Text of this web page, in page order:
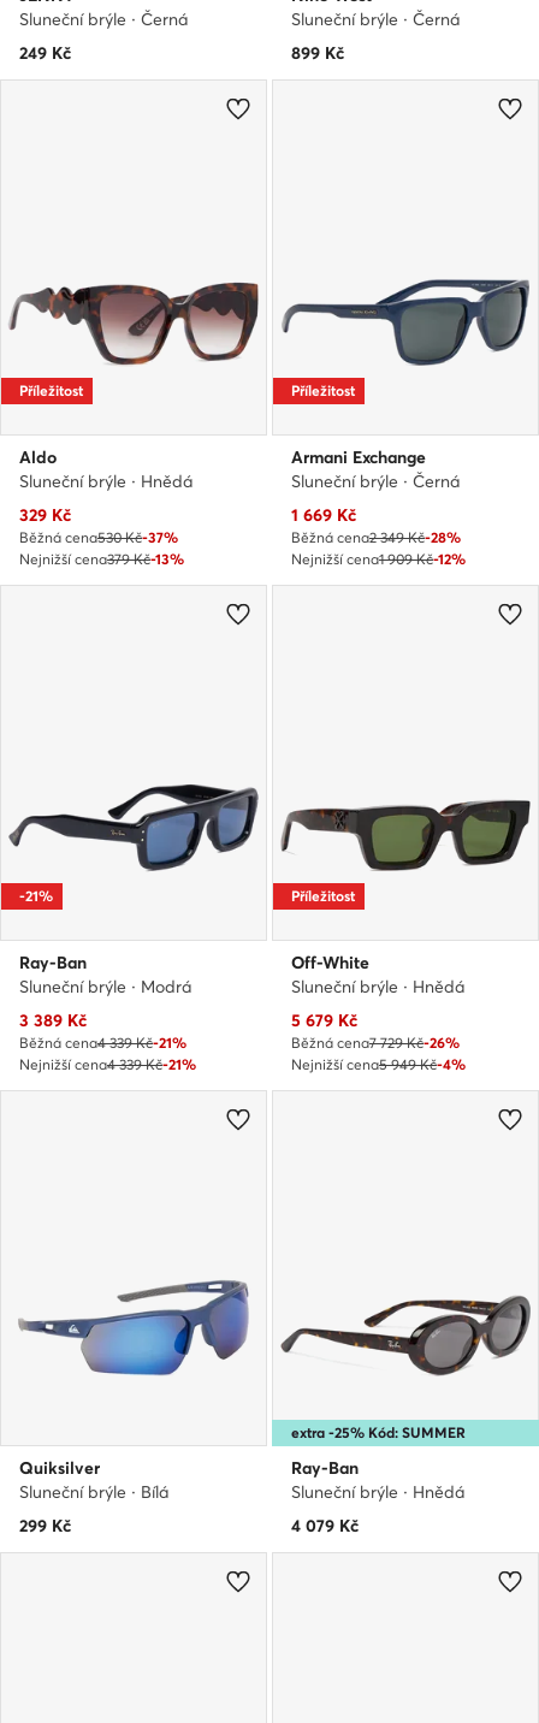
Sluneční brýle · Černá
249 Kč
Sluneční brýle · Černá
899 Kč
Příležitost
Aldo
Sluneční brýle · Hnědá
Aktuální cena
329 Kč
Běžná cena530 Kč-37%
Nejnižší cena379 Kč-13%
Příležitost
Armani Exchange
Sluneční brýle · Černá
Aktuální cena
1 669 Kč
Běžná cena2 349 Kč-28%
Nejnižší cena1 909 Kč-12%
-21%
Ray-Ban
Sluneční brýle · Modrá
Aktuální cena
3 389 Kč
Běžná cena4 339 Kč-21%
Nejnižší cena4 339 Kč-21%
Příležitost
Off-White
Sluneční brýle · Hnědá
Aktuální cena
5 679 Kč
Běžná cena7 729 Kč-26%
Nejnižší cena5 949 Kč-4%
Quiksilver
Sluneční brýle · Bílá
299 Kč
extra -25% Kód: SUMMER
Ray-Ban
Sluneční brýle · Hnědá
4 079 Kč